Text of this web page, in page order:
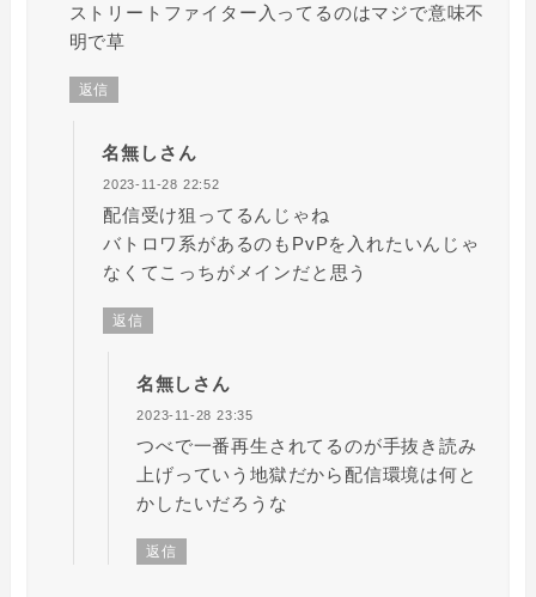
ストリートファイター入ってるのはマジで意味不
明で草
返信
名無しさん
2023-11-28 22:52
配信受け狙ってるんじゃね
バトロワ系があるのもPvPを入れたいんじゃ
なくてこっちがメインだと思う
返信
名無しさん
2023-11-28 23:35
つべで一番再生されてるのが手抜き読み
上げっていう地獄だから配信環境は何と
かしたいだろうな
返信